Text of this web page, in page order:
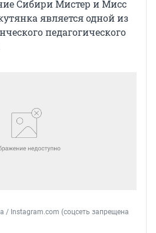
Сибири Мистер и Мисс
является одной из
педагогического
/ Instagram.com (соцсеть запрещена